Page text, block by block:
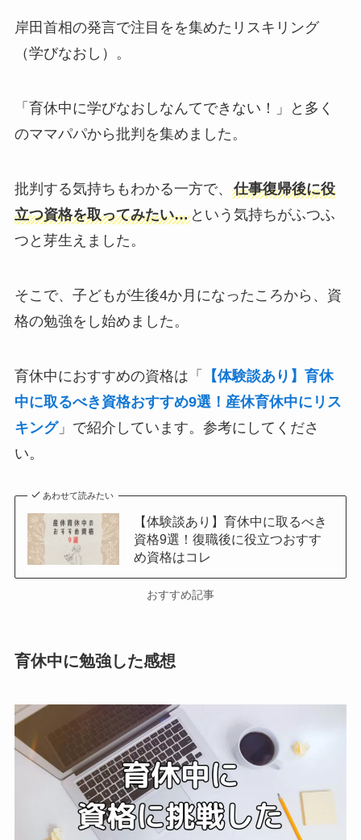
岸田首相の発言で注目をを集めたリスキリング
（学びなおし）。
「育休中に学びなおしなんてできない！」と多く
のママパパから批判 を集めました。
批判する気持ちもわかる一方で、 仕事復帰後に役
立つ資格を取ってみたい…という気持ちがふつふ
つと芽生えました。
そこで、子どもが生後4か月になったころから、資
格の勉強をし始めました。
育休中におすすめの資格は「
【体験談あり】育休
中に取るべき資格おすすめ9選！産休育休中にリス
キング」で紹介しています。参考にしてくださ
い。
あわせて読みたい
【体験談あり】育休中に取るべき
資格9選！復職後に役立つおすす
め資格はコレ
おすすめ記事
育休中に勉強した感想